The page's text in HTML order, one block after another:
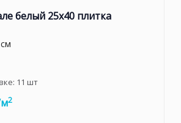
белый 25x40 плитка
11 шт
м2